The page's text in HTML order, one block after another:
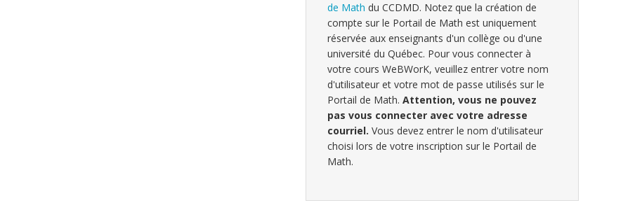
de Math du CCDMD. Notez que la création de
compte sur le Portail de Math est uniquement
réservée aux enseignants d'un collège ou d'une
université du Québec. Pour vous connecter à
votre cours WeBWorK, veuillez entrer votre nom
d'utilisateur et votre mot de passe utilisés sur le
Portail de Math. Attention, vous ne pouvez
pas vous connecter avec votre adresse
courriel. Vous devez entrer le nom d'utilisateur
choisi lors de votre inscription sur le Portail de
Math.